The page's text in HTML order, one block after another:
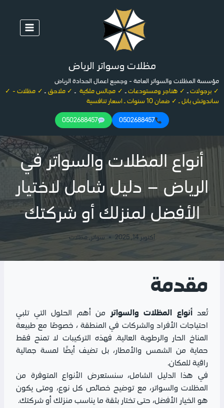
مظلات وسواتر الرياض
مؤسسة المظلات والسواتر العامة - وجميع اعمال الحدادة الرياض
✓ برجولاتـ ✓ هناجر ومستودعات ـ ✓ مجالس ملكية ـ ✓ ملاحق ـ ✓ مظلات - ✓
ساندوتش بانل ـ ✓ ضمان 10 سنوات ـ اسعار تنافسية
0502688457
0502688457
أنواع المظلات والسواتر في
الرياض – دليل شامل لاختيار
الأفضل لمنزلك أو شركتك
أكتوبر 14, 2025 سواتر , مظلات
مقدمة
تُعدأنواع المظلات والسواتر
من أهم الحلول التي تلبي
احتياجات الأفراد والشركات في المنطقة ، خصوصًا مع طبيعة
المناخ الحار والرطوبة العالية. فهذه التركيبات لا تمنح فقط
حماية من الشمس والأمطار، بل تضيف أيضًا لمسة جمالية
راقية للمكان.
في هذا الدليل الشامل، سنستعرض الأنواع المتوفرة من
المظلات والسواتر، مع توضيح خصائص كل نوع، ومتى يكون
هو الخيار الأفضل، حتى تختار بثقة ما يناسب منزلك أو شركتك.